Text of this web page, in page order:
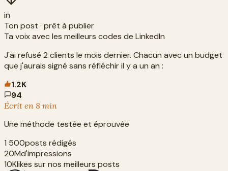
in
Ton post · prêt à publier
Ta voix avec les meilleurs codes de LinkedIn
J'ai refusé 2 clients le mois dernier. Chacun avec un budget
que j'aurais signé sans réfléchir il y a un an :
1.2K
94
Écrit en 8 min
Une méthode testée et éprouvée
1 500posts rédigés
20Md'impressions
10Klikes sur nos meilleurs posts